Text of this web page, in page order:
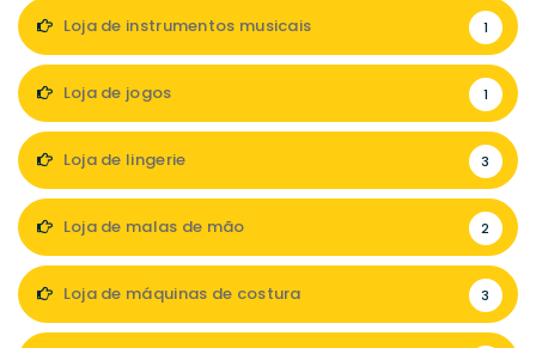
Loja de instrumentos musicais 1
Loja de jogos 1
Loja de lingerie 3
Loja de malas de mão 2
Loja de máquinas de costura 3